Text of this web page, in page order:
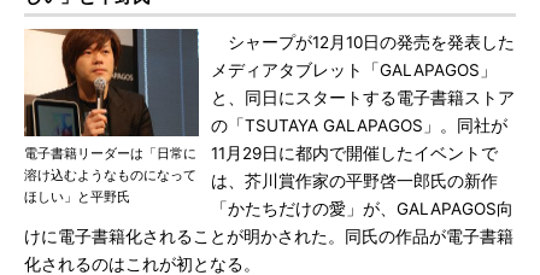
電子書籍リーダーは「日常に
溶け込むようなものになって
ほしい」と平野氏
シャープが12月10日の発売を発表した
メディアタブレット「GALAPAGOS」
と、同日にスタートする電子書籍ストア
の「TSUTAYA GALAPAGOS」。同社が
11月29日に都内で開催したイベントで
は、芥川賞作家の平野啓一郎氏の新作
「かたちだけの愛」が、GALAPAGOS向
けに電子書籍化されることが明かされた。同氏の作品が電子書籍
化されるのはこれが初となる。